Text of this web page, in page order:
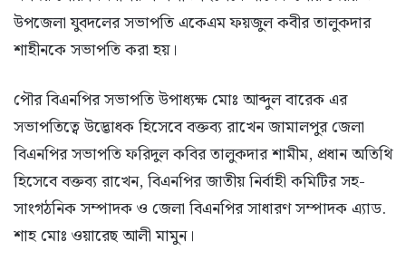
উপজেলা যুবদলের সভাপতি একেএম ফয়জুল কবীর তালুকদার
শাহীনকে সভাপতি করা হয়।
পৌর বিএনপির সভাপতি উপাধ্যক্ষ মোঃ আব্দুল বারেক এর
সভাপতিত্বে উদ্ভোধক হিসেবে বক্তব্য রাখেন জামালপুর জেলা
বিএনপির সভাপতি ফরিদুল কবির তালুকদার শামীম, প্রধান অতিথি
হিসেবে বক্তব্য রাখেন, বিএনপির জাতীয় নির্বাহী কমিটির সহ-
সাংগঠনিক সম্পাদক ও জেলা বিএনপির সাধারণ সম্পাদক এ্যাড.
শাহ মোঃ ওয়ারেছ আলী মামুন।